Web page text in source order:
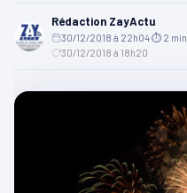
Rédaction ZayActu
30/12/2018 à 22h04⏱ 2 min
30/12/2018 à 18h20